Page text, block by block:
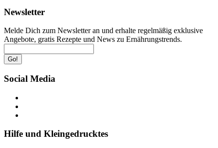
Newsletter
Melde Dich zum Newsletter an und erhalte regelmäßig exklusive
Angebote, gratis Rezepte und News zu Ernährungstrends.
Go!
Social Media
Hilfe und Kleingedrucktes